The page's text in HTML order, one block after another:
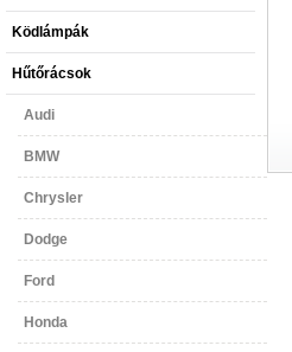
Ködlámpák
Hűtőrácsok
Audi
BMW
Chrysler
Dodge
Ford
Honda